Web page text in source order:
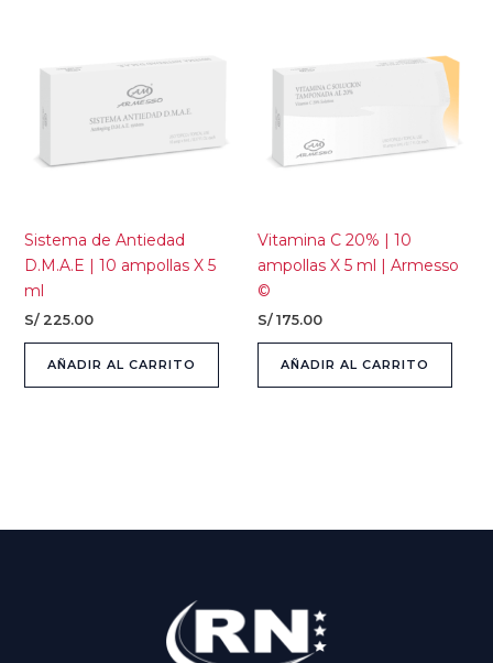
Sistema de Antiedad
D.M.A.E | 10 ampollas X 5
ml
S/225.00
AÑADIR AL CARRITO
Vitamina C 20% | 10
ampollas X 5 ml | Armesso
©
S/ 175.00
AÑADIR AL CARRITO